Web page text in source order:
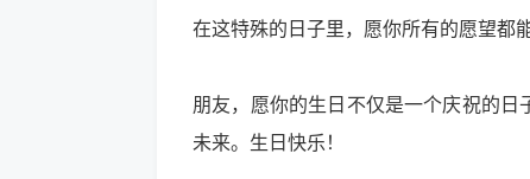
在这特殊的日子里，愿你所有的愿望都
朋友，愿你的生日不仅是一个庆祝的
未来。生日快乐！